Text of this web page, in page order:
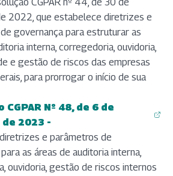
CGPAR nº 44, de 30 de
2022, que estabelece diretrizes e
governança para estruturar as
interna, corregedoria, ouvidoria,
e gestão de riscos das empresas
para prorrogar o início de sua
CGPAR Nº 48, de 6 de
2023 -
aba)
e parâmetros de
as áreas de auditoria interna,
ouvidoria, gestão de riscos internos